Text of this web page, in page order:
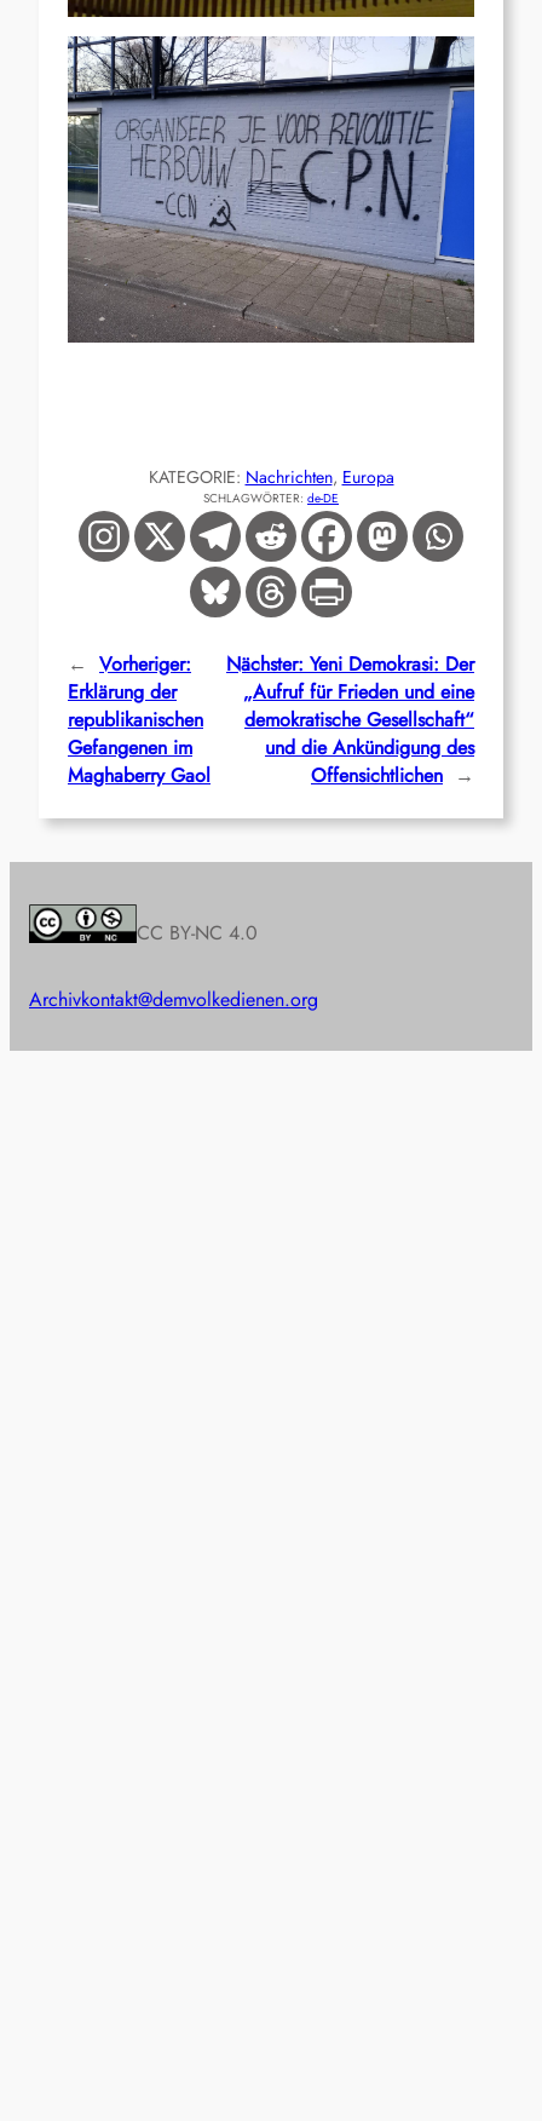
KATEGORIE: Nachrichten, Europa
SCHLAGWÖRTER: de-DE
← Vorheriger:
Erklärung der
republikanischen
Gefangenen im
Maghaberry Gaol
Nächster: Yeni Demokrasi: Der
„Aufruf für Frieden und eine
demokratische Gesellschaft“
und die Ankündigung des
Offensichtlichen →
CC BY-NC 4.0
Archivkontakt@demvolkedienen.org